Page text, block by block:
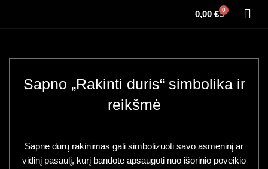
0,00 € 0
Sapno „Rakinti duris“ simbolika ir
reikšmė
Sapne durų rakinimas gali simbolizuoti savo asmeninį ar
vidinį pasaulį, kurį bandote apsaugoti nuo išorinio poveikio